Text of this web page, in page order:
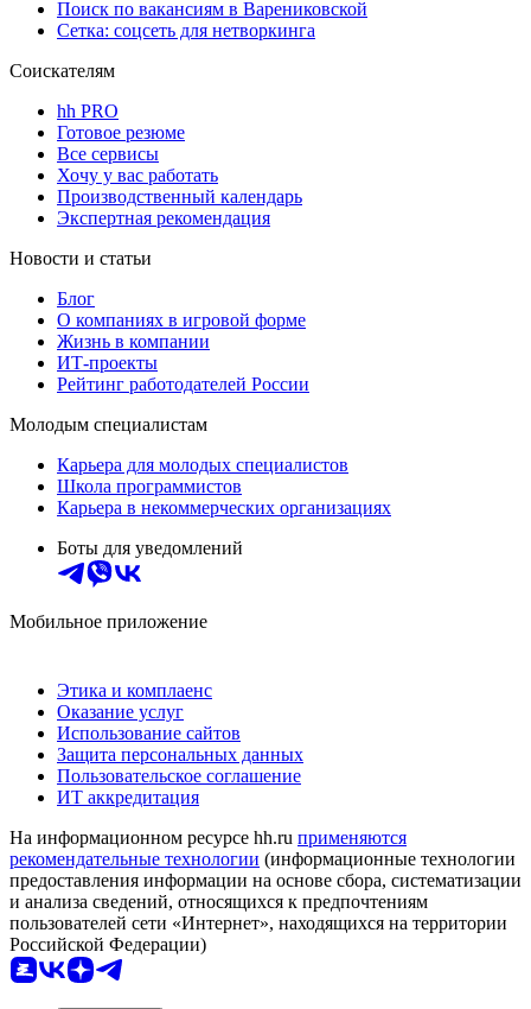
Поиск по вакансиям в Варениковской
Сетка: соцсеть для нетворкинга
Соискателям
hh PRO
Готовое резюме
Все сервисы
Хочу у вас работать
Производственный календарь
Экспертная рекомендация
Новости и статьи
Блог
О компаниях в игровой форме
Жизнь в компании
ИТ-проекты
Рейтинг работодателей России
Молодым специалистам
Карьера для молодых специалистов
Школа программистов
Карьера в некоммерческих организациях
Боты для уведомлений
Мобильное приложение
Этика и комплаенс
Оказание услуг
Использование сайтов
Защита персональных данных
Пользовательское соглашение
ИТ аккредитация
На информационном ресурсе hh.ru применяются
рекомендательные технологии (информационные технологии
предоставления информации на основе сбора, систематизации
и анализа сведений, относящихся к предпочтениям
пользователей сети «Интернет», находящихся на территории
Российской Федерации)